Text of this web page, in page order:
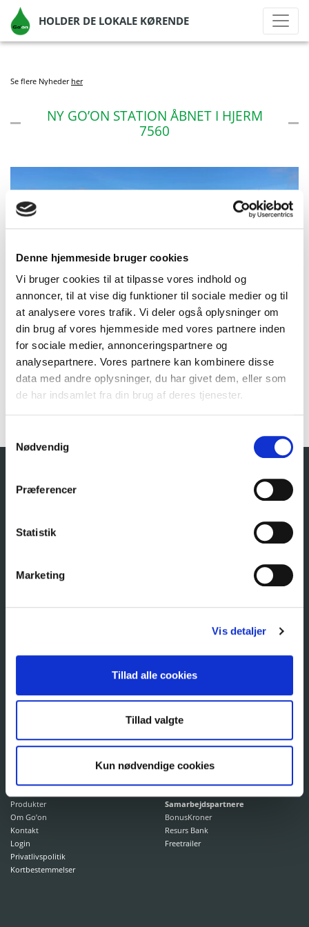
Denne hjemmeside bruger cookies
Vi bruger cookies til at tilpasse vores indhold og
annoncer, til at vise dig funktioner til sociale medier og til
at analysere vores trafik. Vi deler også oplysninger om
din brug af vores hjemmeside med vores partnere inden
for sociale medier, annonceringspartnere og
analysepartnere. Vores partnere kan kombinere disse
data med andre oplysninger, du har givet dem, eller som
de har indsamlet fra din brug af deres tjenester.
Nødvendig
Præferencer
Statistik
Marketing
Vis detaljer
Tillad alle cookies
Tillad valgte
Kun nødvendige cookies
HOLDER DE LOKALE KØRENDE
Se flere Nyheder her
NY GO’ON STATION ÅBNET I HJERM
7560
af Go'on Gruppen A/S aug 27, 2021 | Ny station
Go’on har åbnet ny station i Hjerm. Dermed kommer vi op
på 173 stationer fordelt i hele Danmark.
Besøg stationen allerede i dag på Vestre Hovedgade 36A,
7560 Hjerm.
mail@goongruppen.dk
Mandag – torsdag: 8.30-16
NYTTIGE LINKS
Produkter
Om Go’on
Kontakt
Login
Privatlivspolitik
Kortbestemmelser
EKSTERNE LINKS
Bestil fyringsolie
Samarbejdspartnere
BonusKroner
Resurs Bank
Freetrailer